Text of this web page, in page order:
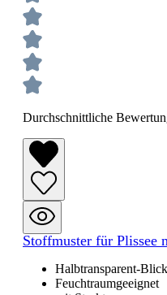
Durchschnittliche
Stoffmuster für Plissee
Halbtransparent-
Feuchtraumgeeignet